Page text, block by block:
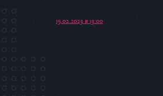
15.02.2023 в 13:00